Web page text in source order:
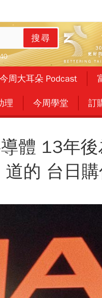
搜尋
今周大耳朵 Podcast
理 今周學堂 訂
體 13年
道的 台日